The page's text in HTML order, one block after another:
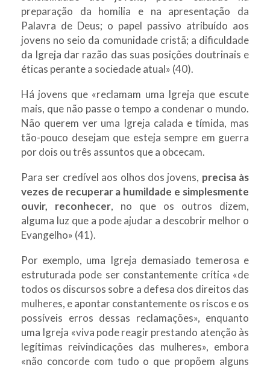
preparação da homilia e na apresentação da
Palavra de Deus; o papel passivo atribuído aos
jovens no seio da comunidade cristã; a dificuldade
da Igreja dar razão das suas posições doutrinais e
éticas perante a sociedade atual» (40).
Há jovens que «reclamam uma Igreja que escute
mais, que não passe o tempo a condenar o mundo.
Não querem ver uma Igreja calada e tímida, mas
tão-pouco desejam que esteja sempre em guerra
por dois ou três assuntos que a obcecam.
Para ser credível aos olhos dos jovens, precisa às
vezes de recuperar a humildade e simplesmente
ouvir, reconhecer, no que os outros dizem,
alguma luz que a pode ajudar a descobrir melhor o
Evangelho» (41).
Por exemplo, uma Igreja demasiado temerosa e
estruturada pode ser constantemente crítica «de
todos os discursos sobre a defesa dos direitos das
mulheres, e apontar constantemente os riscos e os
possíveis erros dessas reclamações», enquanto
uma Igreja «viva pode reagir prestando atenção às
legítimas reivindicações das mulheres», embora
«não concorde com tudo o que propõem alguns